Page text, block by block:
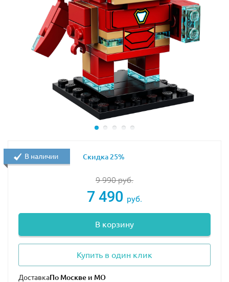
9 990руб.
7 490 руб.
В корзину
Купить в один клик
Доставка
В наличии Скидка 25%